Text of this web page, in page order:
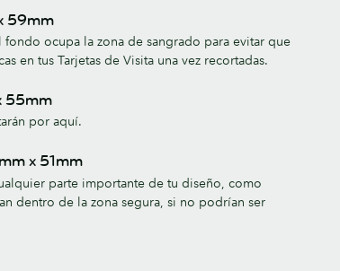
59mm
ocupa la zona de sangrado para evitar que
en tus Tarjetas de Visita una vez recortadas.
55mm
por aquí.
x 51mm
parte importante de tu diseño, como
dentro de la zona segura, si no podrían ser